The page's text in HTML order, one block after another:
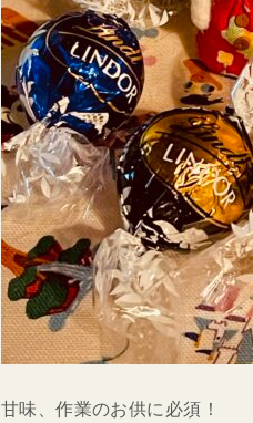
甘味、作業のお供に必須！